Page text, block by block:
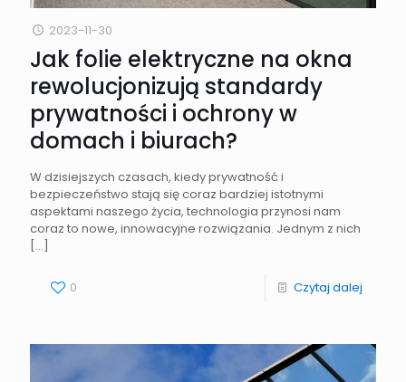
2023-11-30
Jak folie elektryczne na okna
rewolucjonizują standardy
prywatności i ochrony w
domach i biurach?
W dzisiejszych czasach, kiedy prywatność i
bezpieczeństwo stają się coraz bardziej istotnymi
aspektami naszego życia, technologia przynosi nam
coraz to nowe, innowacyjne rozwiązania. Jednym z nich
[…]
0 Czytaj dalej